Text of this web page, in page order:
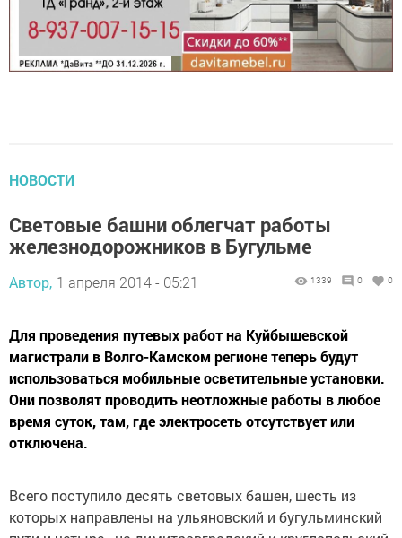
НОВОСТИ
Световые башни облегчат работы
железнодорожников в Бугульме
Автор, 1 апреля 2014 - 05:21 1339 0 0
Для проведения путевых работ на Куйбышевской
магистрали в Волго-Камском регионе теперь будут
использоваться мобильные осветительные установки.
Они позволят проводить неотложные работы в любое
время суток, там, где электросеть отсутствует или
отключена.
Всего поступило десять световых башен, шесть из
которых направлены на ульяновский и бугульминский